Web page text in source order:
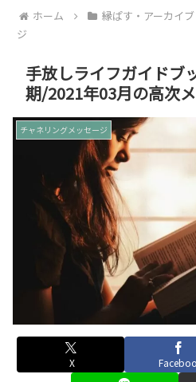
ホーム 縁ぱす・アーカイブ
ジ
手放しライフガイドブ
期/2021年03月の高次
チャネリングメッセージ
X